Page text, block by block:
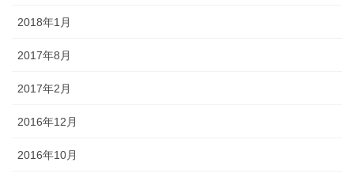
2018年1月
2017年8月
2017年2月
2016年12月
2016年10月